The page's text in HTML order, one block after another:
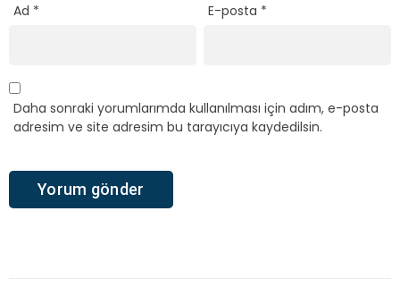
Ad * E-posta *
Daha sonraki yorumlarımda kullanılması için adım, e-posta
adresim ve site adresim bu tarayıcıya kaydedilsin.